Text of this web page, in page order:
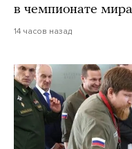
в чемпионате
14 часов назад